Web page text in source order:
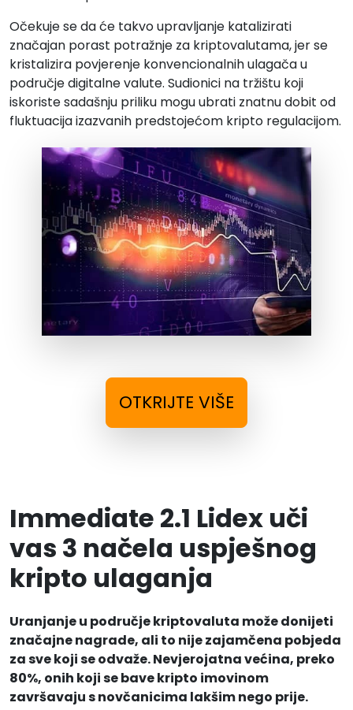
Očekuje se da će takvo upravljanje katalizirati
značajan porast potražnje za kriptovalutama, jer se
kristalizira povjerenje konvencionalnih ulagača u
područje digitalne valute. Sudionici na tržištu koji
iskoriste sadašnju priliku mogu ubrati znatnu dobit od
fluktuacija izazvanih predstojećom kripto regulacijom.
OTKRIJTE VIŠE
Immediate 2.1 Lidex uči
vas 3 načela uspješnog
kripto ulaganja
Uranjanje u područje kriptovaluta može donijeti
značajne nagrade, ali to nije zajamčena pobjeda
za sve koji se odvaže. Nevjerojatna većina, preko
80%, onih koji se bave kripto imovinom
završavaju s novčanicima lakšim nego prije.